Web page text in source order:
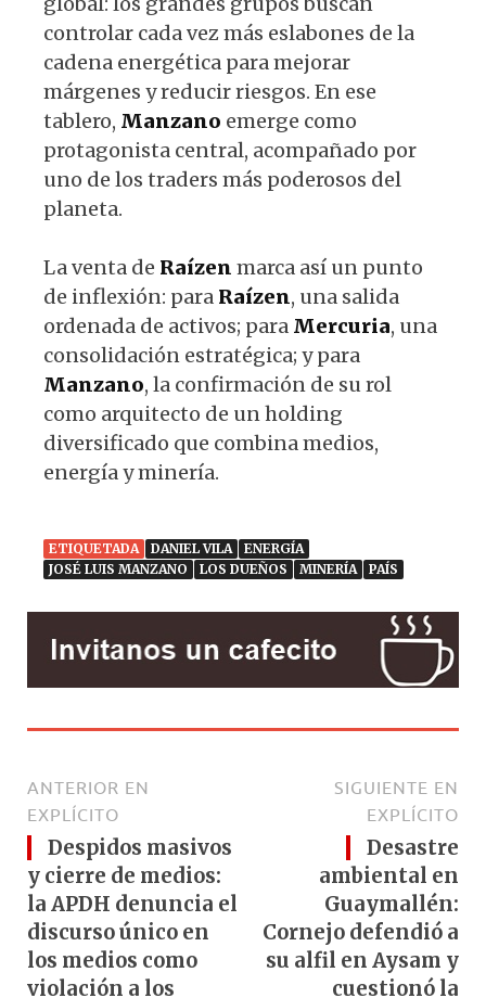
controlar cada vez más eslabones de la
cadena energética para mejorar
márgenes y reducir riesgos. En ese
tablero, Manzano emerge como
protagonista central, acompañado por
uno de los traders más poderosos del
planeta.
La venta de Raízen marca así un punto
de inflexión: para Raízen, una salida
ordenada de activos; para Mercuria, una
consolidación estratégica; y para
Manzano, la confirmación de su rol
como arquitecto de un holding
diversificado que combina medios,
energía y minería.
ETIQUETADA DANIEL VILA
ENERGÍA
JOSÉ LUIS MANZANO
LOS DUEÑOS MINERÍA PAÍS
ANTERIOR EN
EXPLÍCITO
Despidos masivos
y cierre de medios:
la APDH denuncia el
discurso único en
los medios como
violación a los
SIGUIENTE EN
EXPLÍCITO
Desastre
ambiental en
Guaymallén:
Cornejo defendió a
su alfil en Aysam y
cuestionó la